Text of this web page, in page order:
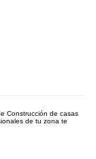
Construcción de casas
de tu zona te